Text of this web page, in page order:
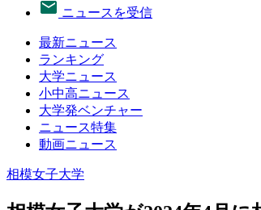
ニュースを受信
最新ニュース
ランキング
大学ニュース
小中高ニュース
大学発ベンチャー
ニュース特集
動画ニュース
相模女子大学